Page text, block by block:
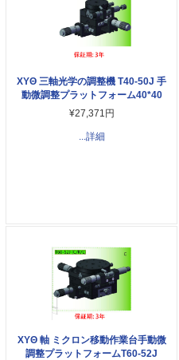
XYΘ 三軸光学の調整機 T40-50J 手
動微調整プラットフォーム40*40
¥27,371円
...詳細
XYΘ 軸 ミクロン移動作業台手動微
調整プラットフォームT60-52J